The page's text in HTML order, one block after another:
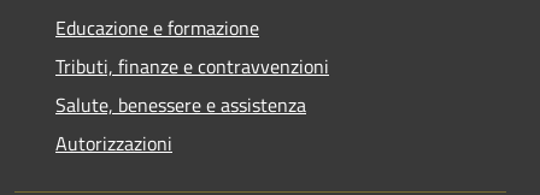
Educazione e formazione
Tributi, finanze e contravvenzioni
Salute, benessere e assistenza
Autorizzazioni